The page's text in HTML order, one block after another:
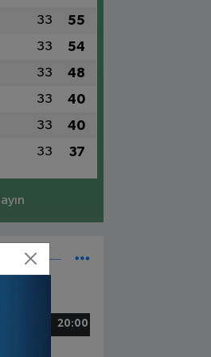
33 55
33 54
33 48
33 40
33 40
33 37
20:00